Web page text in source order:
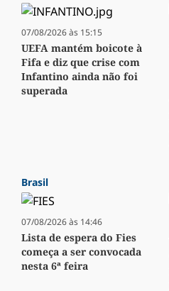
07/08/2026 às 15:15
UEFA mantém boicote à
Fifa e diz que crise com
Infantino ainda não foi
superada
Brasil
07/08/2026 às 14:46
Lista de espera do Fies
começa a ser convocada
nesta 6ª feira